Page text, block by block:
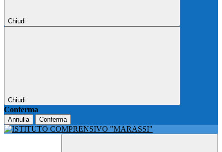
Chiudi
Chiudi
Conferma
Annulla Conferma